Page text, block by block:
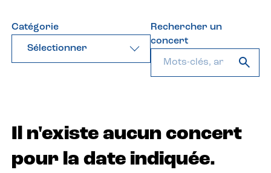
Catégorie
Sélectionner
Rechercher un
concert
Il n'existe aucun concert
pour la date indiquée.